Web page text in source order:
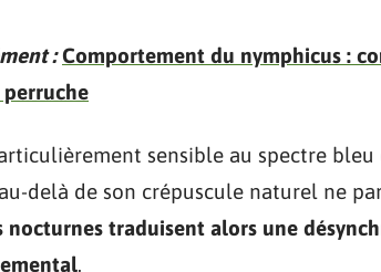
: Comportement du nymphicus :
sensible au spectre bleu
delà de son crépuscule naturel ne
nocturnes traduisent alors une
.